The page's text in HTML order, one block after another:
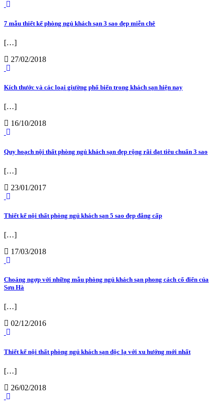
7 mẫu thiết kế phòng ngủ khách sạn 3 sao đẹp miễn chê
[…]
27/02/2018
Kích thước và các loại giường phổ biến trong khách sạn hiện nay
[…]
16/10/2018
Quy hoạch nội thất phòng ngủ khách sạn đẹp rộng rãi đạt tiêu chuẩn 3 sao
[…]
23/01/2017
Thiết kế nội thất phòng ngủ khách sạn 5 sao đẹp đẳng cấp
[…]
17/03/2018
Choáng ngợp với những mẫu phòng ngủ khách sạn phong cách cổ điển của
Sơn Hà
[…]
02/12/2016
Thiết kế nội thất phòng ngủ khách sạn độc lạ với xu hướng mới nhất
[…]
26/02/2018